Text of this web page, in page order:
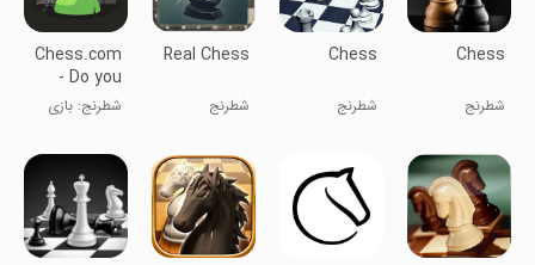
Chess
شطرنج
Chess
شطرنج
Real Chess
شطرنج
Chess.com
- Do you
miss us?
شطرنج: بازی